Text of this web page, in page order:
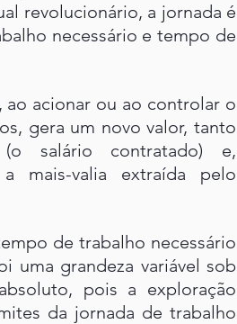
revolucionário, a jornada é
necessário e tempo de
ao acionar ou ao controlar o
gera um novo valor, tanto
salário contratado) e,
mais-valia extraída pelo
de trabalho necessário
uma grandeza variável sob
pois a exploração
da jornada de trabalho